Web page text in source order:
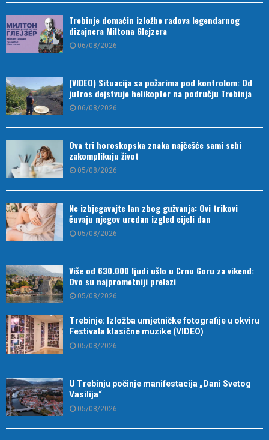
Trebinje domaćin izložbe radova legendarnog
dizajnera Miltona Glejzera
06/08/2026
(VIDEO) Situacija sa požarima pod kontrolom: Od
jutros dejstvuje helikopter na području Trebinja
06/08/2026
Ova tri horoskopska znaka najčešće sami sebi
zakomplikuju život
05/08/2026
Ne izbjegavajte lan zbog gužvanja: Ovi trikovi
čuvaju njegov uredan izgled cijeli dan
05/08/2026
Više od 630.000 ljudi ušlo u Crnu Goru za vikend:
Ovo su najprometniji prelazi
05/08/2026
Trebinje: Izložba umjetničke fotografije u okviru
Festivala klasične muzike (VIDEO)
05/08/2026
U Trebinju počinje manifestacija „Dani Svetog
Vasilija“
05/08/2026